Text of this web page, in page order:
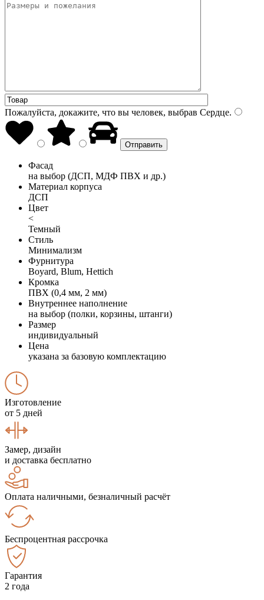
Пожалуйста, докажите, что вы человек, выбрав Сердце.
Фасад
на выбор (ДСП, МДФ ПВХ и др.)
Материал корпуса
ДСП
Цвет
<
Темный
Стиль
Минимализм
Фурнитура
Boyard, Blum, Hettich
Кромка
ПВХ (0,4 мм, 2 мм)
Внутреннее наполнение
на выбор (полки, корзины, штанги)
Размер
индивидуальный
Цена
указана за базовую комплектацию
Изготовление
от 5 дней
Замер, дизайн
и доставка бесплатно
Оплата наличными, безналичный расчёт
Беспроцентная рассрочка
Гарантия
2 года